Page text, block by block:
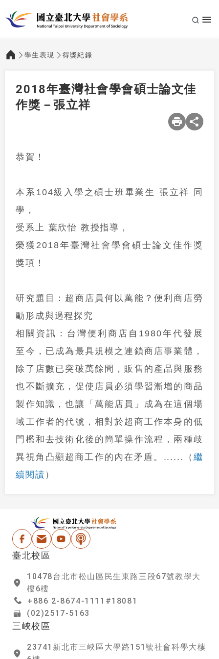
::: 學生表現 得獎紀錄
2018年臺灣社會學會碩士論文佳
作獎－張立祥
恭賀！
本系 104級入學之碩士班畢業生 張立祥 同
學，
受系上 葉欣怡 教授指導，
榮獲 2018年臺灣社會學會碩士論文佳作獎
獎項！
研究題目：超商店員何以萬能？便利商店勞
動形成與過程探究
相關資訊：台灣便利商店自 1980年代發展
至今，已成為最具規模之連鎖商店事業體，
除了店數已突破萬餘間，販售的產品與服務
也不斷擴充，促使店員必須學習漸增的商品
製作知識，也讓「萬能店員」成為在這個場
域工作者的代號，相對於超商工作本身的低
門檻和去技術化後的簡單操作流程，兩種歧
異視角凸顯超商工作的內在矛盾。 ...... （ 繼
續閱讀 ）
Facebook
電子信箱YoutubePodcast
臺北校區
10478台北市松山區民生東路三段67號教學大
樓6樓
+886 2-8674-1111#18081
(02)2517-5163
三峽校區
23741新北市三峽區大學路151號社會科學大樓